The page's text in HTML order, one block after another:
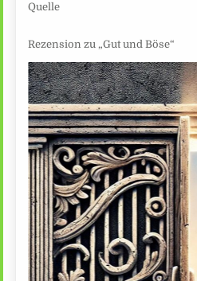
Quelle
Rezension zu „Gut und Böse“